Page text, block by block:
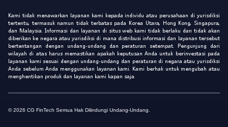
Kami tidak menawarkan layanan kami kepada individu atau perusahaan di yurisdiksi
tertentu, termasuk namun tidak terbatas pada Korea Utara, Hong Kong, Singapura,
dan Malaysia. Informasi dan layanan di situs web kami tidak berlaku dan tidak akan
diberikan ke negara atau yurisdiksi di mana distribusi informasi dan layanan tersebut
bertentangan dengan undang-undang dan peraturan setempat. Pengunjung dari
wilayah di atas harus memastikan apakah keputusan Anda untuk berinvestasi pada
layanan kami sesuai dengan undang-undang dan peraturan di negara atau yurisdiksi
Anda sebelum Anda menggunakan layanan kami. Kami berhak untuk mengubah atau
menghentikan produk dan layanan kami kapan saja.
© 2026 CG FinTech Semua Hak Dilindungi Undang-Undang.